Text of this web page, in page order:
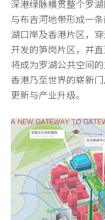
深港绿脉横贯整个罗
与布吉河地带形成一
湖口岸及香港片区，
开发的笋岗片区，并
将成为罗湖公共空间
香港乃至世界的崭新
更新与产业升级。